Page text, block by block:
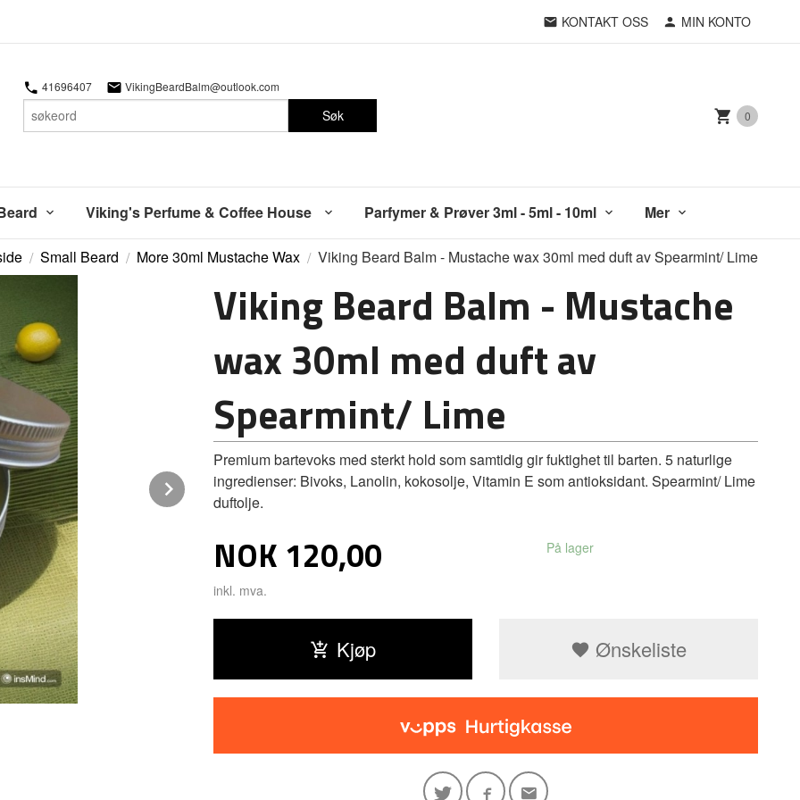
KONTAKT OSS MIN KONTO
41696407 VikingBeardBalm@outlook.com
Søk 0
Viking's Perfume & Coffee House Parfymer & Prøver 3ml - 5ml - 10ml Mer
Small Beard More 30ml Mustache Wax Viking Beard Balm - Mustache wax 30ml med duft av Spearmint/ Lime
Next
Viking Beard Balm - Mustache
wax 30ml med duft av
Spearmint/ Lime
Premium bartevoks med sterkt hold som samtidig gir fuktighet til barten. 5 naturlige
ingredienser: Bivoks, Lanolin, kokosolje, Vitamin E som antioksidant. Spearmint/ Lime
duftolje.
Pris
NOK 120,00
inkl. mva.
På lager
Kjøp Ønskeliste